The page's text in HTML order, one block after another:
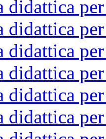
didattica
didattica
didattica
didattica
didattica
didattica